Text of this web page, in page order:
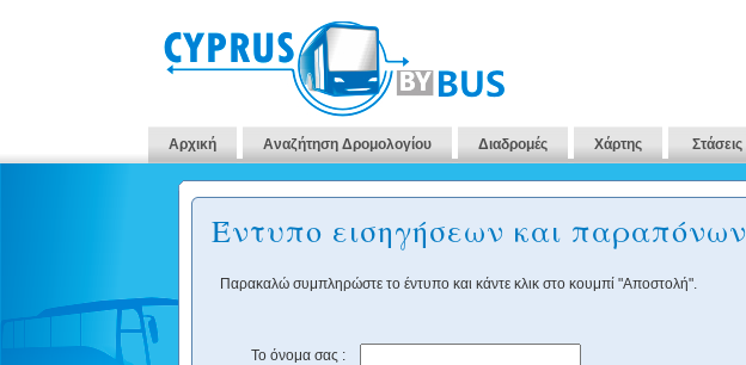
Αρχική Αναζήτηση Δρομολογίου Διαδρομές Χάρτης Στάσεις
Έντυπο εισηγήσεων και παραπόνων
Παρακαλώ συμπληρώστε το έντυπο και κάντε κλικ στο κουμπί "Αποστολή".
Το όνομα σας :